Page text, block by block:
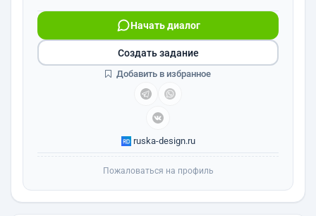
Начать диалог
ruska-design.ru
Создать задание
Добавить в избранное
Пожаловаться на профиль